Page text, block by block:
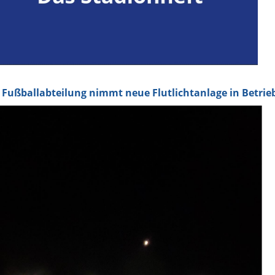
Fußballabteilung nimmt neue Flutlichtanlage in